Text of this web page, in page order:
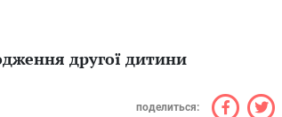
другої дитини
поделиться: